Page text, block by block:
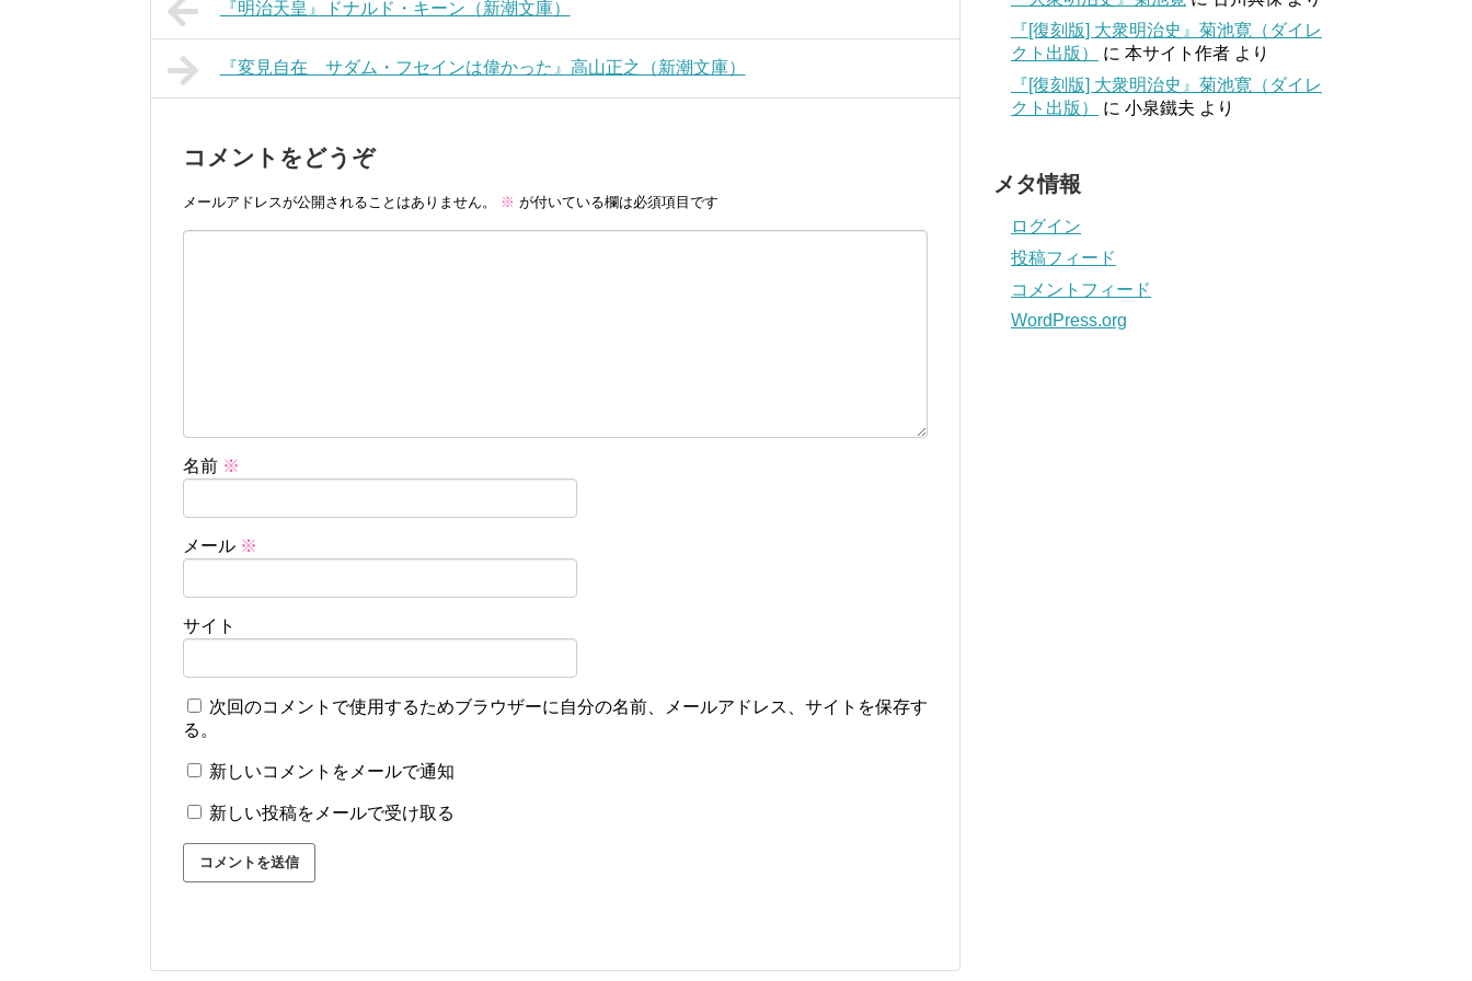
『明治天皇』ドナルド・キーン（新潮文庫）
『変見自在 サダム・フセインは偉かった』高山正之（新潮文庫）
コメントをどうぞ
メールアドレスが公開されることはありません。 ※ が付いている欄は必須項目です
名前 ※
メール ※
サイト
次回のコメントで使用するためブラウザーに自分の名前、メールアドレス、サイトを保存す
る。
新しいコメントをメールで通知
新しい投稿をメールで受け取る
『[復刻版] 大衆明治史』菊池寛（ダイレ
クト出版）
に 本サイト作者 より
『[復刻版] 大衆明治史』菊池寛（ダイレ
クト出版）
に 小泉鐵夫 より
メタ情報
ログイン
投稿フィード
コメントフィード
WordPress.org